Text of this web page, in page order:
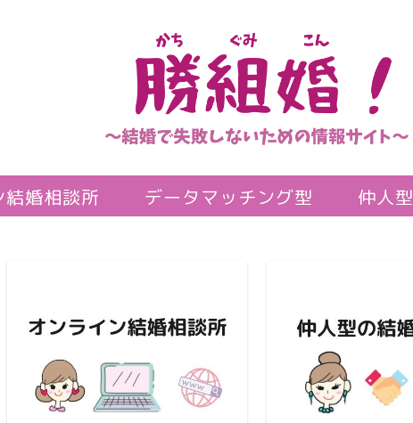
結婚相談所 データマッチング型 仲人型